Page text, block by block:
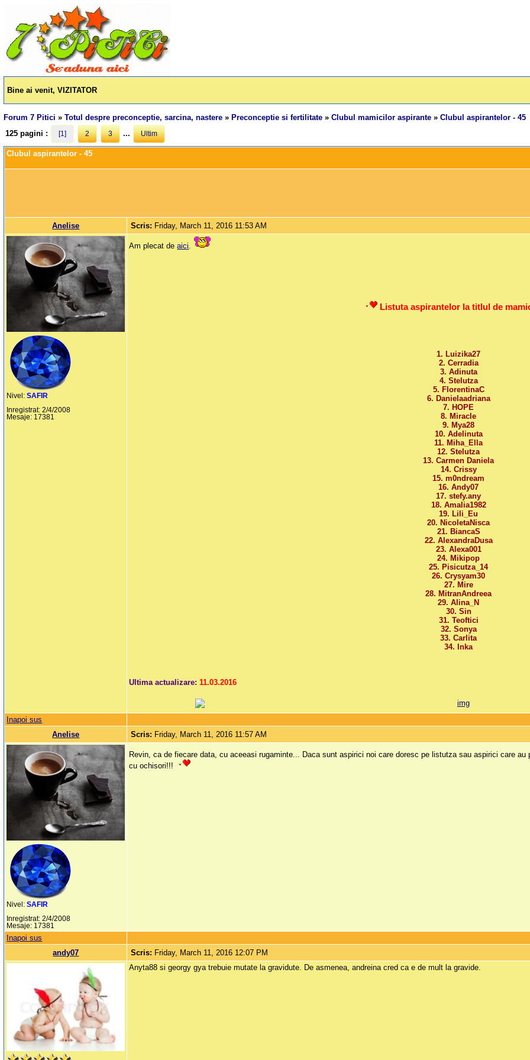
Bine ai venit, VIZITATOR
Forum 7 Pitici »Totul despre preconceptie, sarcina, nastere » Preconceptie si fertilitate »Clubul mamicilor aspirante »Clubul aspirantelor - 45
125 pagini :
[1] 2 3 ... Ultim
Clubul aspirantelor - 45
Anelise Scris: Friday, March 11, 2016 11:53 AM
Nivel:SAFIR
Inregistrat: 2/4/2008
Mesaje: 17381
Am plecat deaici.
Listuta aspirantelor la titlul de
1. Luizika27
2. Cerradia
3. Adinuta
4. Stelutza
5. FlorentinaC
6. Danielaadriana
7. HOPE
8. Miracle
9. Mya28
10. Adelinuta
11. Miha_Ella
12. Stelutza
13. Carmen Daniela
14. Crissy
15. m0ndream
16. Andy07
17. stefy.any
18. Amalia1982
19. Lili_Eu
20. NicoletaNisca
21. BiancaS
22. AlexandraDusa
23. Alexa001
24. Mikipop
25. Pisicutza_14
26. Crysyam30
27. Mire
28. MitranAndreea
29. Alina_N
30. Sin
31. Teoftici
32. Sonya
33. Carlita
34. Inka
Ultima actualizare: 11.03.2016
Inapoi sus
Anelise
Scris: Friday, March 11, 2016 11:57 AM
Nivel:SAFIR
Inregistrat: 2/4/2008
Mesaje: 17381
Revin, ca de fiecare data, cu aceeasi rugaminte... Daca sunt aspirici noi care doresc pe listutza sau aspirici care
cu ochisori!!!
Inapoi sus
andy07
Scris: Friday, March 11, 2016 12:07 PM
Anyta88 si georgy gya trebuie mutate la gravidute. De asmenea, andreina cred ca e de mult la gravide.